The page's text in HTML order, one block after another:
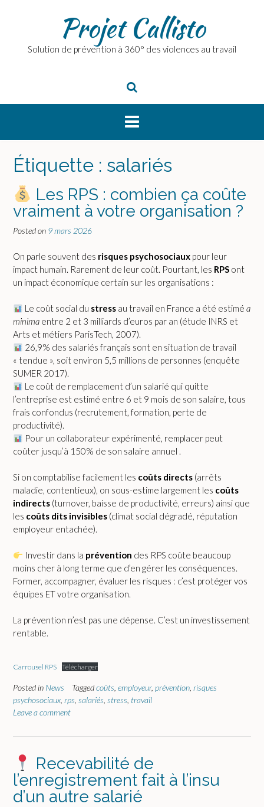
Projet Callisto
Solution de prévention à 360° des violences au travail
Étiquette : salariés
Les RPS : combien ça coûte
vraiment à votre organisation ?
Posted on 9 mars 2026
On parle souvent des risques psychosociaux pour leur
impact humain. Rarement de leur coût. Pourtant, les RPS ont
un impact économique certain sur les organisations :
Le coût social du stress au travail en France a été estiméa
minima entre 2 et 3 milliards d’euros par an (étude INRS et
Arts et métiers ParisTech, 2007).
26,9% des salariés français sont en situation de travail
« tendue », soit environ 5,5 millions de personnes (enquête
SUMER 2017).
Le coût de remplacement d’un salarié qui quitte
l’entreprise est estimé entre 6 et 9 mois de son salaire, tous
frais confondus (recrutement, formation, perte de
productivité).
Pour un collaborateur expérimenté, remplacer peut
coûter jusqu’à 150% de son salaire annuel .
Si on comptabilise facilement les coûts directs (arrêts
maladie, contentieux), on sous-estime largement les coûts
indirects (turnover, baisse de productivité, erreurs) ainsi que
les coûts dits invisibles (climat social dégradé, réputation
employeur entachée).
Investir dans la prévention des RPS coûte beaucoup
moins cher à long terme que d’en gérer les conséquences.
Former, accompagner, évaluer les risques : c’est protéger vos
équipes ET votre organisation.
La prévention n’est pas une dépense. C’est un investissement
rentable.
Carrousel RPS Télécharger
Posted in News Taggedcoûts employeur, prévention risques
psychosociaux rps salariés stress travail
Leave a comment
Recevabilité de
l’enregistrement fait à l’insu
d’un autre salarié